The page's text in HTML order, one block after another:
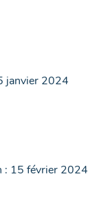
janvier 2024
: 15 février 2024